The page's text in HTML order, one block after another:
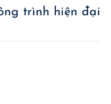
trình hiện đại